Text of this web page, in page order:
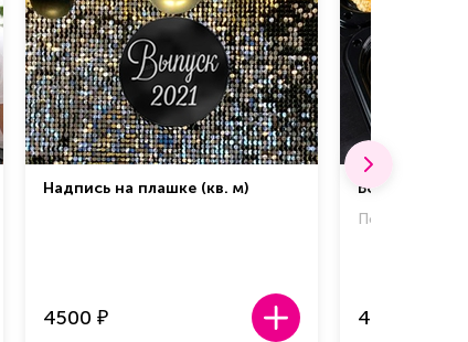
Надпись на плашке (кв. м)
4500 ₽
Бокс
Порции на 10
4600